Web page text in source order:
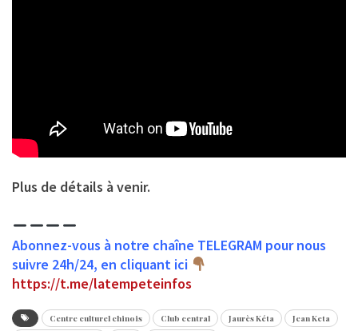
Plus de détails à venir.
Abonnez-vous à notre chaîne TELEGRAM pour nous
suivre 24h/24, en cliquant ici
https://t.me/latempeteinfos
Centre culturel chinois Club central Jaurès Kéta
Jean Keta